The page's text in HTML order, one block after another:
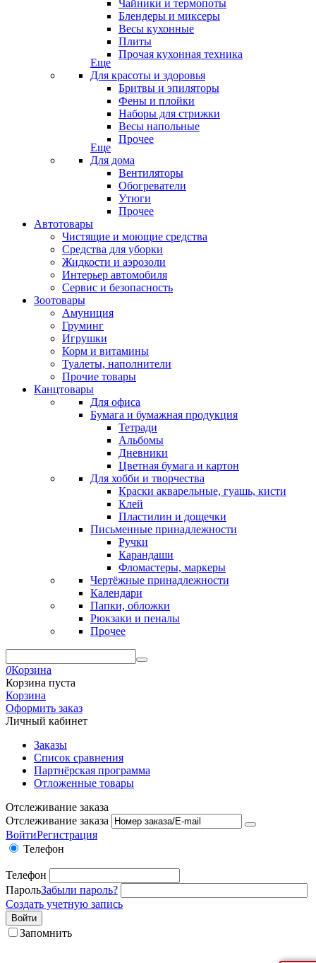
Чайники и термопоты
Блендеры и миксеры
Весы кухонные
Плиты
Прочая кухонная техника
Еще
Для красоты и здоровья
Бритвы и эпиляторы
Фены и плойки
Наборы для стрижки
Весы напольные
Прочее
Еще
Для дома
Вентиляторы
Обогреватели
Утюги
Прочее
Автотовары
Чистящие и моющие средства
Средства для уборки
Жидкости и аэрозоли
Интерьер автомобиля
Сервис и безопасность
Зоотовары
Амуниция
Груминг
Игрушки
Корм и витамины
Туалеты, наполнители
Прочие товары
Канцтовары
Для офиса
Бумага и бумажная продукция
Тетради
Альбомы
Дневники
Цветная бумага и картон
Для хобби и творчества
Краски акварельные, гуашь, кисти
Клей
Пластилин и дощечки
Письменные принадлежности
Ручки
Карандаши
Фломастеры, маркеры
Чертёжные принадлежности
Календари
Папки, обложки
Рюкзаки и пеналы
Прочее
0Корзина
Корзина пуста
Корзина
Оформить заказ
Личный кабинет
Заказы
Список сравнения
Партнёрская программа
Отложенные товары
Отслеживание заказа
Отслеживание заказа
ВойтиРегистрация
Телефон
Телефон
ПарольЗабыли пароль?
Создать учетную запись
Войти
Запомнить